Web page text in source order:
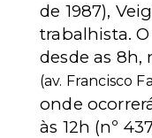
de 1987),
trabalhista.
desde as 8h,
(av. Francisco
onde
às 12h (nº